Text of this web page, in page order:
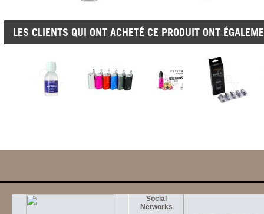
LES CLIENTS QUI ONT ACHETÉ CE PRODUIT ONT
Social
Networks